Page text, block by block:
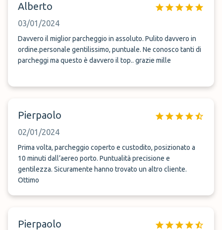
Alberto
03/01/2024
Davvero il miglior parcheggio in assoluto. Pulito davvero in
ordine.personale gentilissimo, puntuale. Ne conosco tanti di
parcheggi ma questo è davvero il top.. grazie mille
Pierpaolo
02/01/2024
Prima volta, parcheggio coperto e custodito, posizionato a
10 minuti dall’aereo porto. Puntualità precisione e
gentilezza. Sicuramente hanno trovato un altro cliente.
Ottimo
Pierpaolo